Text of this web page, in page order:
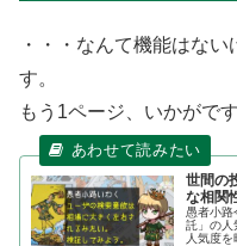
・・・なんて機能はな
す。
もう1ページ、いかがで
世間の
な相関
愚者小
託」の人
人気度